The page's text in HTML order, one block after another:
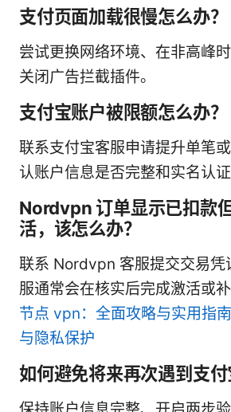
支付页面加载很慢怎么办？
尝试更换网络环境、在非高峰
关闭广告拦截插件。
支付宝账户被限额怎么办？
联系支付宝客服申请提升单笔
认账户信息是否完整和实名认证
Nordvpn 订单显示已扣款
活，该怎么办？
联系 Nordvpn 客服提交交易凭
服通常会在核实后完成激活或
节点 vpn：全面攻略与实用指
与隐私保护
如何避免将来再次遇到支付